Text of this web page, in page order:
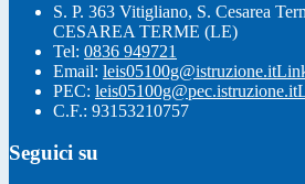
S. P. 363 Vitigliano, S. Cesarea
CESAREA TERME (LE)
Tel: 0836 949721
Email: leis05100g@istruzione.it
PEC: leis05100g@pec.istruzione.it
C.F.: 93153210757
Seguici su